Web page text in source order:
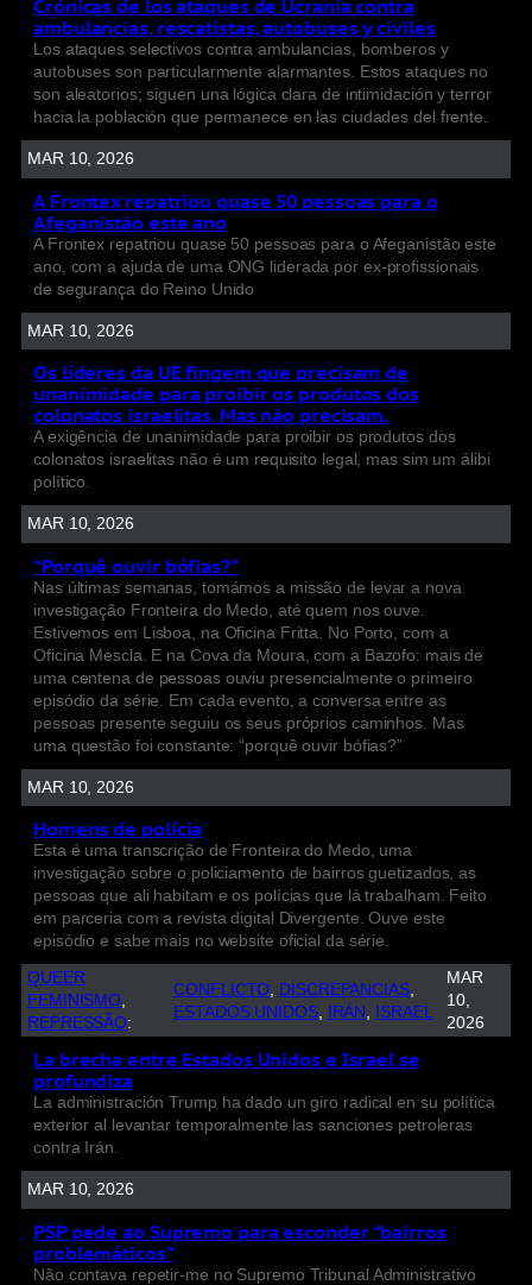
Crónicas de los ataques de Ucrania contra
ambulancias, rescatistas, autobuses y civiles
Los ataques selectivos contra ambulancias, bomberos y
autobuses son particularmente alarmantes. Estos ataques no
son aleatorios; siguen una lógica clara de intimidación y terror
hacia la población que permanece en las ciudades del frente.
MAR 10, 2026
A Frontex repatriou quase 50 pessoas para o
Afeganistão este ano
A Frontex repatriou quase 50 pessoas para o Afeganistão este
ano, com a ajuda de uma ONG liderada por ex-profissionais
de segurança do Reino Unido
MAR 10, 2026
Os líderes da UE fingem que precisam de
unanimidade para proibir os produtos dos
colonatos israelitas. Mas não precisam.
A exigência de unanimidade para proibir os produtos dos
colonatos israelitas não é um requisito legal, mas sim um álibi
político.
MAR 10, 2026
“Porquê ouvir bófias?”
Nas últimas semanas, tomámos a missão de levar a nova
investigação Fronteira do Medo, até quem nos ouve.
Estivemos em Lisboa, na Oficina Fritta. No Porto, com a
Oficina Mescla. E na Cova da Moura, com a Bazofo: mais de
uma centena de pessoas ouviu presencialmente o primeiro
episódio da série. Em cada evento, a conversa entre as
pessoas presente seguiu os seus próprios caminhos. Mas
uma questão foi constante: “porquê ouvir bófias?”
MAR 10, 2026
Homens de polícia
Esta é uma transcrição de Fronteira do Medo, uma
investigação sobre o policiamento de bairros guetizados, as
pessoas que ali habitam e os polícias que lá trabalham. Feito
em parceria com a revista digital Divergente. Ouve este
episódio e sabe mais no website oficial da série.
QUEER
FEMINISMO
REPRESSÃO:
CONFLICTO DISCREPANCIAS
ESTADOS UNIDOS, IRÁN ISRAEL
MAR
10,
2026
La brecha entre Estados Unidos e Israel se
profundiza
La administración Trump ha dado un giro radical en su política
exterior al levantar temporalmente las sanciones petroleras
contra Irán.
MAR 10, 2026
PSP pede ao Supremo para esconder “bairros
problemáticos”
Não contava repetir-me no Supremo Tribunal Administrativo